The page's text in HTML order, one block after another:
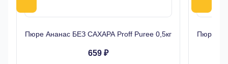
Пюре Ананас БЕЗ САХАРА Proff Puree 0,5кг
659 ₽
Пюре